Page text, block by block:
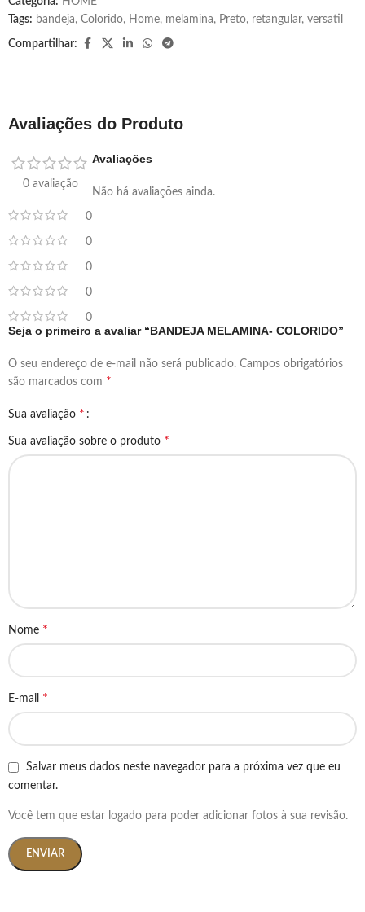
Tags: bandeja, Colorido, Home, melamina, Preto, retangular, versatil
Compartilhar:
Avaliações do Produto
0 avaliação
0
0
0
0
0
Avaliações
Não há avaliações ainda.
Seja o primeiro a avaliar “BANDEJA MELAMINA- COLORIDO”
O seu endereço de e-mail não será publicado. Campos obrigatórios
são marcados com *
Sua avaliação *
Sua avaliação sobre o produto *
Nome *
E-mail *
Salvar meus dados neste navegador para a próxima vez que eu
comentar.
Você tem que estar logado para poder adicionar fotos à sua revisão.